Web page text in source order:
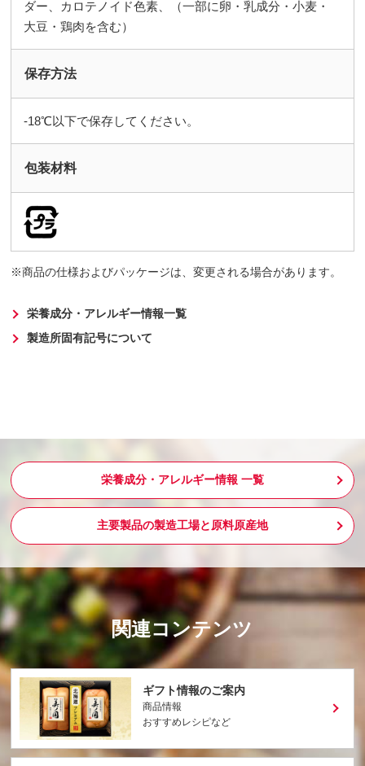
ダー、カロテノイド色素、（一部に卵・乳成分・小麦・
大豆・鶏肉を含む）
保存方法
-18℃以下で保存してください。
包装材料
商品の仕様およびパッケージは、変更される場合があります。
栄養成分・アレルギー情報一覧
製造所固有記号について
栄養成分・アレルギー情報 一覧
主要製品の製造工場と原料原産地
関連コンテンツ
ギフト情報のご案内
商品情報
おすすめレシピなど